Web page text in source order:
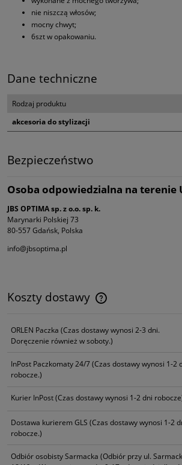
nie niszczą włosów;
mocny chwyt;
6szt w opakowaniu.
Dane techniczne
Rodzaj produktu
akcesoria do stylizacji
Bezpieczeństwo
Osoba odpowiedzialna na terenie
JBS OPTIMA sp. z o.o. sp. k.
Marynarki Polskiej 73
80-557 Gdańsk, Polska
info@jbsoptima.pl
Koszty dostawy
Cena nie zawiera ewentualnych kosztów
ORLEN Paczka (Czas dostawy wynosi 2-3 dni.
Doręczenie również w soboty.)
InPost Paczkomaty 24/7(Czas dostawy wynosi 1-2
robocze.)
Kurier InPost(Czas dostawy wynosi 1-2 dni
Dostawa kurierem GLS (Czas dostawy wynosi 1-2
robocze.)
Odbiór osobisty Sarmacka (Odbiór przy ul.